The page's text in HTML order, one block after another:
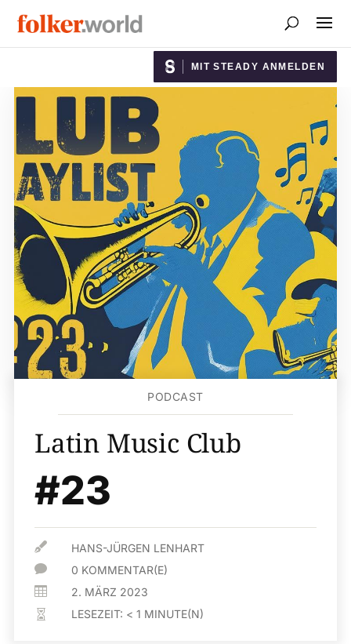
MIT STEADY ANMELDEN
PODCAST
Latin Music Club
#23
 HANS-JÜRGEN LENHART
 0 KOMMENTAR(E)
 2. MÄRZ 2023
 LESEZEIT: < 1 MINUTE(N)